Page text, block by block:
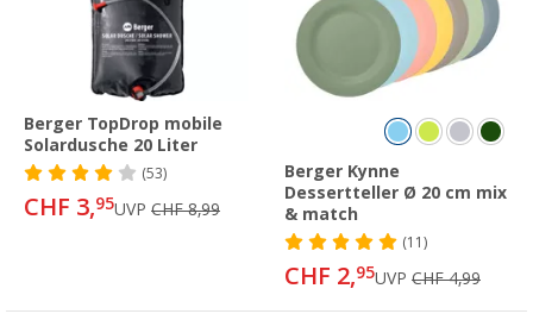
Berger TopDrop mobile
Solardusche 20 Liter
(53)
CHF 3,95UVP CHF 8,99
Berger Kynne
Dessertteller Ø 20 cm mix
& match
(11)
CHF 2,95UVP CHF 4,99